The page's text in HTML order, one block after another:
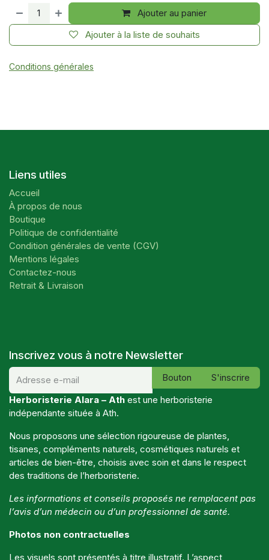
Ajouter au panier
Ajouter à la liste de souhaits
Conditions générales
Liens utiles
Accueil
À propos de nous
Boutique
Politique de confidentialité
Condition générales de vente (CGV)
Mentions légales
Contactez-nous
Retrait & Livraison
Inscrivez vous à notre Newsletter
Bouton
S'inscrire
Herboristerie Alara – Ath est une herboristerie
indépendante située à Ath.
Nous proposons une sélection rigoureuse de plantes,
tisanes, compléments naturels, cosmétiques naturels et
articles de bien-être, choisis avec soin et dans le respect
des traditions de l’herboristerie.
Les informations et conseils proposés ne remplacent pas
l’avis d’un médecin ou d’un professionnel de santé.
Photos non contractuelles
Les visuels sont présentés à titre illustratif. L’aspect